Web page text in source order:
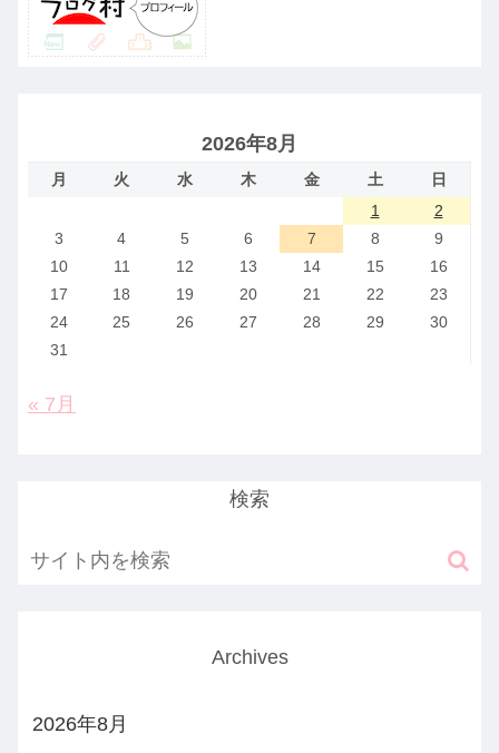
2026年8月
月 火 水 木 金 土
日
1
2
3
4 5 6 7 8
9
10
11 12 13 14 15
16
17
18 19 20 21 22
23
24
25 26 27 28 29
30
31
« 7月
検索
Archives
2026年8月